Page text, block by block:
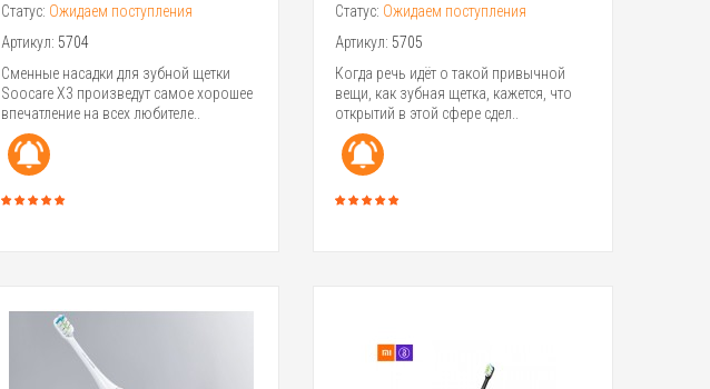
Статус: Ожидаем поступления
Артикул: 5704
Сменные насадки для зубной щетки
Soocare X3 произведут самое хорошее
впечатление на всех любителе..
Статус: Ожидаем поступления
Артикул: 5705
Когда речь идёт о такой привычной
вещи, как зубная щетка, кажется, что
открытий в этой сфере сдел..